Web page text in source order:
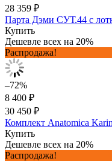
28 359 ₽
Парта Дэми СУТ.44 с
Купить
Дешевле всех на 20%
Распродажа!
–72%
8 400 ₽
30 450 ₽
Комплект Anatomica
Купить
Дешевле всех на 20%
Распродажа!